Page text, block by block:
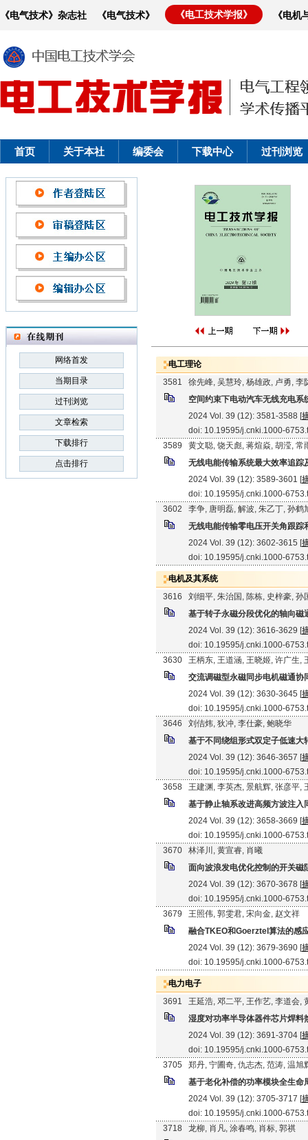
《电气技术》杂志社 《电气技术》 《电工技术学报》 《电
首页 关于本社 编委会 下载中心 过刊浏览
网络首发
当期目录
过刊浏览
文章检索
下载排行
点击排行
电工理论
3581
徐先峰, 吴慧玲, 杨雄政, 卢勇, 李
空间约束下电动汽车无线充电系
2024 Vol. 39 (12): 3581-3588 [
doi: 10.19595/j.cnki.1000-
3589
黄文聪, 饶天彪, 蒋煊焱, 胡滢, 常
无线电能传输系统最大效率追踪
2024 Vol. 39 (12): 3589-3601 [
doi: 10.19595/j.cnki.1000-
3602
李争, 唐明磊, 解波, 朱乙丁, 孙鹤
无线电能传输零电压开关角跟踪
2024 Vol. 39 (12): 3602-3615 [
doi: 10.19595/j.cnki.1000-
电机及其系统
3616
刘细平, 朱治国, 陈栋, 史梓豪, 孙
基于转子永磁分段优化的轴向磁
2024 Vol. 39 (12): 3616-3629 [
doi: 10.19595/j.cnki.1000-
3630
王柄东, 王道涵, 王晓姬, 许广生,
交流调磁型永磁同步电机磁通协
2024 Vol. 39 (12): 3630-3645 [
doi: 10.19595/j.cnki.1000-
3646
刘佶炜, 狄冲, 李仕豪, 鲍晓华
基于不同绕组形式双定子低速大
2024 Vol. 39 (12): 3646-3657 [
doi: 10.19595/j.cnki.1000-
3658
王建渊, 李英杰, 景航辉, 张彦平,
基于静止轴系改进高频方波注入
2024 Vol. 39 (12): 3658-3669 [
doi: 10.19595/j.cnki.1000-
3670
林泽川, 黄宣睿, 肖曦
面向波浪发电优化控制的开关磁
2024 Vol. 39 (12): 3670-3678 [
doi: 10.19595/j.cnki.1000-
3679
王照伟, 郭雯君, 宋向金, 赵文祥
融合TKEO和Goerztel算法的感
2024 Vol. 39 (12): 3679-3690 [
doi: 10.19595/j.cnki.1000-
电力电子
3691
王延浩, 邓二平, 王作艺, 李道会,
湿度对功率半导体器件芯片焊料
2024 Vol. 39 (12): 3691-3704 [
doi: 10.19595/j.cnki.1000-
3705
郑丹, 宁圃奇, 仇志杰, 范涛, 温旭
基于老化补偿的功率模块全生命
2024 Vol. 39 (12): 3705-3717 [
doi: 10.19595/j.cnki.1000-
3718
龙柳, 肖凡, 涂春鸣, 肖标, 郭祺